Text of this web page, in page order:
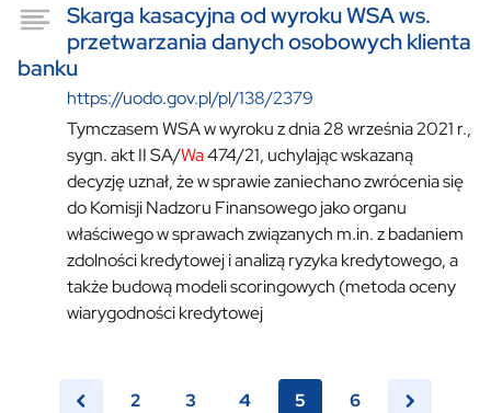
Skarga kasacyjna od wyroku WSA ws.
przetwarzania danych osobowych klienta
banku
https://uodo.gov.pl/pl/138/2379
Tymczasem WSA w wyroku z dnia 28 września 2021 r.,
sygn. akt II SA/Wa474/21, uchylając wskazaną
decyzję uznał, że w sprawie zaniechano zwrócenia się
do Komisji Nadzoru Finansowego jako organu
właściwego w sprawach związanych m.in. z badaniem
zdolności kredytowej i analizą ryzyka kredytowego, a
także budową modeli scoringowych (metoda oceny
wiarygodności kredytowej
2 3 4 5 6